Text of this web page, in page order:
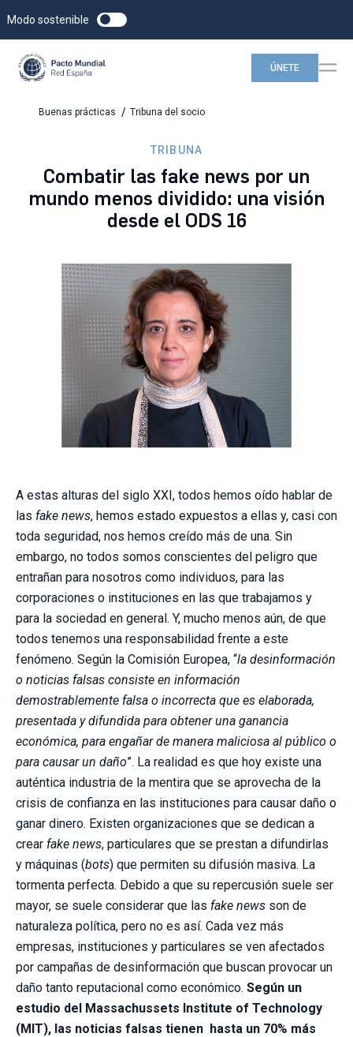
Modo sostenible
ÚNETE
Buenas prácticas / Tribuna del socio
TRIBUNA
Combatir las fake news por un
mundo menos dividido: una visión
desde el ODS 16
A estas alturas del siglo XXI, todos hemos oído hablar de
las fake news, hemos estado expuestos a ellas y, casi con
toda seguridad, nos hemos creído más de una. Sin
embargo, no todos somos conscientes del peligro que
entrañan para nosotros como individuos, para las
corporaciones o instituciones en las que trabajamos y
para la sociedad en general. Y, mucho menos aún, de que
todos tenemos una responsabilidad frente a este
fenómeno. Según la Comisión Europea, “la desinformación
o noticias falsas consiste en información
demostrablemente falsa o incorrecta que es elaborada,
presentada y difundida para obtener una ganancia
económica, para engañar de manera maliciosa al público o
para causar un daño”. La realidad es que hoy existe una
auténtica industria de la mentira que se aprovecha de la
crisis de confianza en las instituciones para causar daño o
ganar dinero. Existen organizaciones que se dedican a
crear fake news, particulares que se prestan a difundirlas
y máquinas (bots) que permiten su difusión masiva. La
tormenta perfecta. Debido a que su repercusión suele ser
mayor, se suele considerar que las fake news son de
naturaleza política, pero no es así. Cada vez más
empresas, instituciones y particulares se ven afectados
por campañas de desinformación que buscan provocar un
daño tanto reputacional como económico. Según un
estudio del Massachussets Institute of Technology
(MIT), las noticias falsas tienen hasta un 70% más